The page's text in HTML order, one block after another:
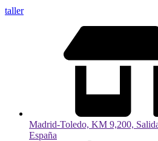
taller
Madrid-Toledo, KM 9,200,
España